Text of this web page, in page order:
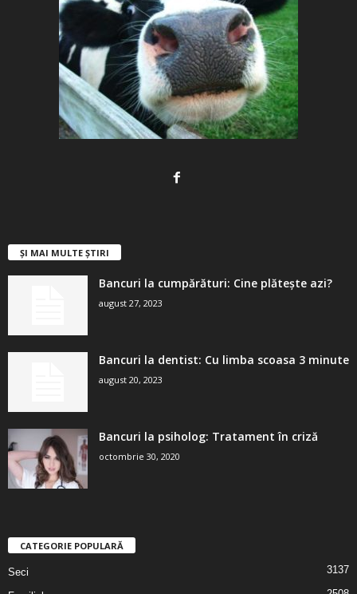
ȘI MAI MULTE ȘTIRI
Bancuri la cumpărături: Cine plătește azi?
august 27, 2023
Bancuri la dentist: Cu limba scoasa 3 minute
august 20, 2023
Bancuri la psiholog: Tratament în criză
octombrie 30, 2020
CATEGORIE POPULARĂ
Seci 3137